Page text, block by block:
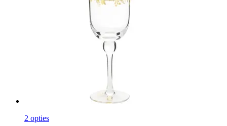
2 opties